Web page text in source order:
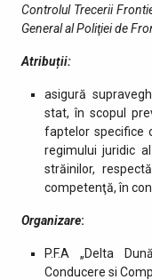
Controlul Trecerii
General al Poliţiei de
Atribuții:
asigură
stat, în scopul
faptelor specifice
regimului juridic
străinilor,
competenţă, în
Organizare:
P.F.A „Delta
Conducere si